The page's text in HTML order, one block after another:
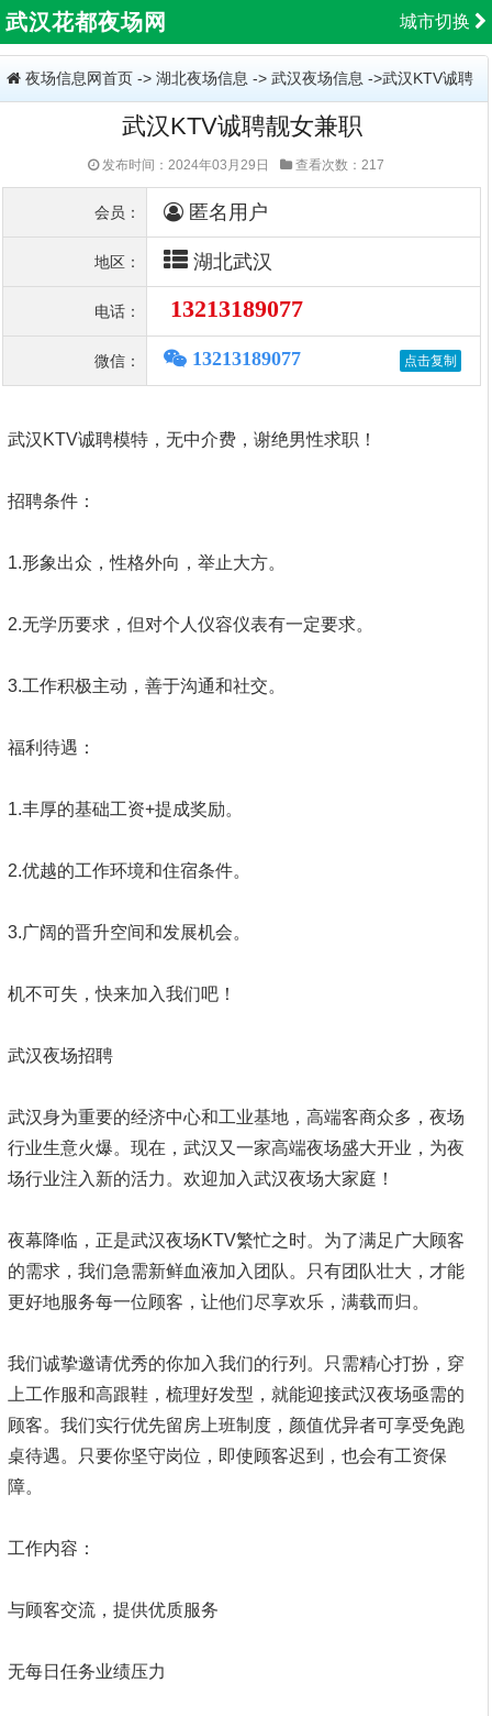
城市切换
武汉花都夜场网
夜场信息网首页 -> 湖北夜场信息 -> 武汉夜场信息 ->武汉KTV诚聘
武汉KTV诚聘靓女兼职
发布时间：2024年03月29日 查看次数：217
会员： 匿名用户
地区： 湖北武汉
电话： 13213189077
微信： 13213189077
武汉KTV诚聘模特，无中介费，谢绝男性求职！
招聘条件：
1.形象出众，性格外向，举止大方。
2.无学历要求，但对个人仪容仪表有一定要求。
3.工作积极主动，善于沟通和社交。
福利待遇：
1.丰厚的基础工资+提成奖励。
2.优越的工作环境和住宿条件。
3.广阔的晋升空间和发展机会。
机不可失，快来加入我们吧！
武汉夜场招聘
武汉身为重要的经济中心和工业基地，高端客商众多，夜场
行业生意火爆。现在，武汉又一家高端夜场盛大开业，为夜
场行业注入新的活力。欢迎加入武汉夜场大家庭！
夜幕降临，正是武汉夜场KTV繁忙之时。为了满足广大顾客
的需求，我们急需新鲜血液加入团队。只有团队壮大，才能
更好地服务每一位顾客，让他们尽享欢乐，满载而归。
我们诚挚邀请优秀的你加入我们的行列。只需精心打扮，穿
上工作服和高跟鞋，梳理好发型，就能迎接武汉夜场亟需的
顾客。我们实行优先留房上班制度，颜值优异者可享受免跑
桌待遇。只要你坚守岗位，即使顾客迟到，也会有工资保
障。
工作内容：
与顾客交流，提供优质服务
无每日任务业绩压力